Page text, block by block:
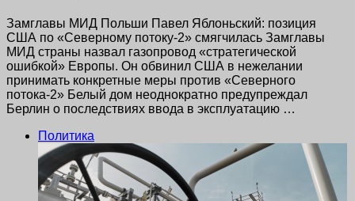
Замглавы МИД Польши Павел Яблоньский: позиция
США по «Северному потоку-2» смягчилась Замглавы
МИД страны назвал газопровод «стратегической
ошибкой» Европы. Он обвинил США в нежелании
принимать конкретные меры против «Северного
потока-2» Белый дом неоднократно предупреждал
Берлин о последствиях ввода в эксплуатацию …
Политика